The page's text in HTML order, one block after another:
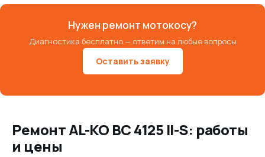
Нужен ремонт мотокосу?
Диагностика бесплатно — ответим на любые вопросы
Оставить заявку
Ремонт AL-KO BC 4125 II-S: работы
и цены